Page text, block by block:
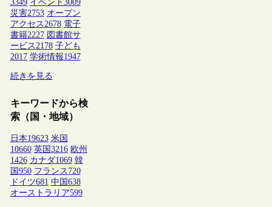
3349 イベント 3009
災害2753 オープン
アクセス 2678 電子
書籍2227 図書館サ
ービス 2178 子ども
2017 学術情報1947
続きを見る
キーワードから検
索（国・地域）
日本19623 米国
10660 英国 3216 欧州
1426 カナダ1069 韓
国 950 フランス 720
ドイツ681 中国 638
オーストラリア599